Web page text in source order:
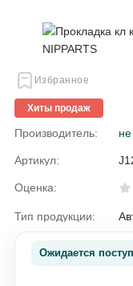
Избранное
Хиты продаж
Производитель: не
Артикул:
Оценка:
Тип продукции:
Ожидается